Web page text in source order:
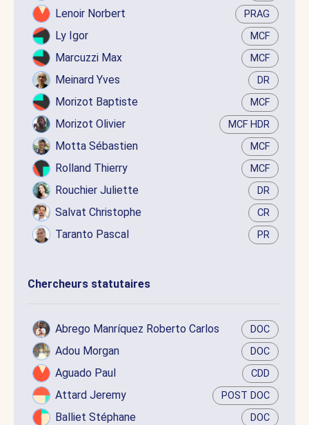
Lenoir Norbert PRAG
Ly Igor MCF
Marcuzzi Max MCF
Meinard Yves DR
Morizot Baptiste MCF
Morizot Olivier MCF HDR
Motta Sébastien MCF
Rolland Thierry MCF
Rouchier Juliette DR
Salvat Christophe CR
Taranto Pascal PR
Chercheurs statutaires
Abrego Manríquez Roberto Carlos DOC
Adou Morgan DOC
Aguado Paul CDD
Attard Jeremy POST DOC
Balliet Stéphane DOC